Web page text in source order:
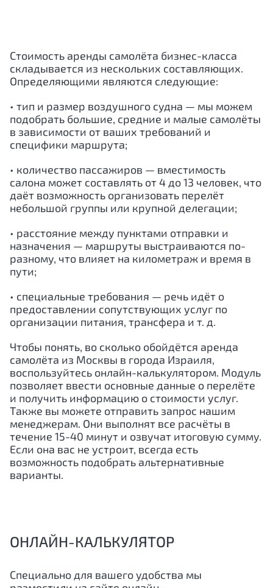
Стоимость аренды самолёта бизнес-класса
складывается из нескольких составляющих.
Определяющими являются следующие:
• тип и размер воздушного судна — мы можем
подобрать большие, средние и малые самолёты
в зависимости от ваших требований и
специфики маршрута;
• количество пассажиров — вместимость
салона может составлять от 4 до 13 человек, что
даёт возможность организовать перелёт
небольшой группы или крупной делегации;
• расстояние между пунктами отправки и
назначения — маршруты выстраиваются по-
разному, что влияет на километраж и время в
пути;
• специальные требования — речь идёт о
предоставлении сопутствующих услуг по
организации питания, трансфера и т. д.
Чтобы понять, во сколько обойдётся аренда
самолёта из Москвы в города Израиля,
воспользуйтесь онлайн-калькулятором. Модуль
позволяет ввести основные данные о перелёте
и получить информацию о стоимости услуг.
Также вы можете отправить запрос нашим
менеджерам. Они выполнят все расчёты в
течение 15-40 минут и озвучат итоговую сумму.
Если она вас не устроит, всегда есть
возможность подобрать альтернативные
варианты.
ОНЛАЙН-КАЛЬКУЛЯТОР
Специально для вашего удобства мы